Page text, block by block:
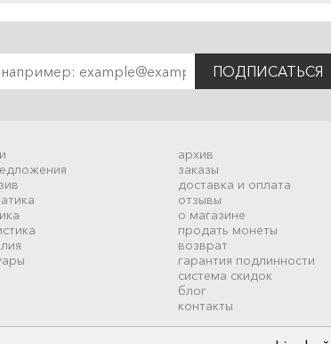
ПОДПИСАТЬСЯ
архив
заказы
доставка и оплата
отзывы
о магазине
продать монеты
возврат
гарантия подлинности
система скидок
блог
контакты